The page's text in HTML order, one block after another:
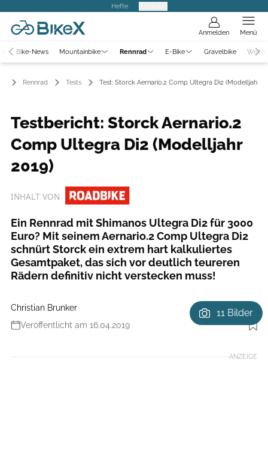
Hefte
Anmelden Menü
Bike-News Mountainbike Rennrad E-Bike Gravelbike
Rennrad Tests Test: Storck Aernario.2 Comp Ultegra Di2 (Modelljahr
Testbericht: Storck Aernario.2
Comp Ultegra Di2 (Modelljahr
2019)
INHALT VON
Ein Rennrad mit Shimanos Ultegra Di2 für 3000
Euro? Mit seinem Aernario.2 Comp Ultegra Di2
schnürt Storck ein extrem hart kalkuliertes
Gesamtpaket, das sich vor deutlich teureren
Rädern definitiv nicht verstecken muss!
Christian Brunker
Veröffentlicht am 16.04.2019
Foto: Benjamin Hahn
11 Bilder
ANZEIGE